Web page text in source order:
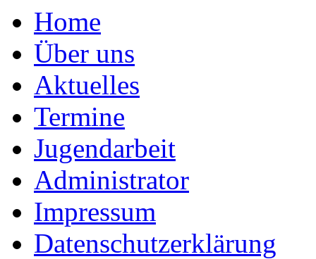
Home
Über uns
Aktuelles
Termine
Jugendarbeit
Administrator
Impressum
Datenschutzerklärung